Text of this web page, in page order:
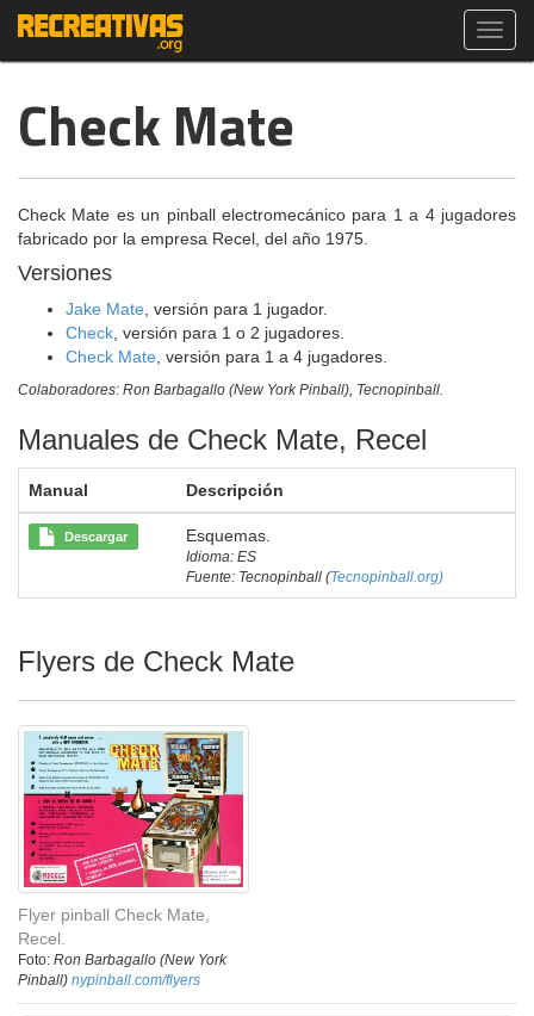
Check Mate
Check Mate es un pinball electromecánico para 1 a 4 jugadores
fabricado por la empresa Recel, del año 1975.
Versiones
Jake Mate , versión para 1 jugador.
Check , versión para 1 o 2 jugadores.
Check Mate , versión para 1 a 4 jugadores.
Colaboradores: Ron Barbagallo (New York Pinball), Tecnopinball.
Manuales de Check Mate, Recel
Manual Descripción
Descargar Esquemas.
Idioma: ES
Fuente: Tecnopinball (Tecnopinball.org)
Flyers de Check Mate
Flyer pinball Check Mate,
Recel.
Foto: Ron Barbagallo (New York
Pinball) nypinball.com/flyers